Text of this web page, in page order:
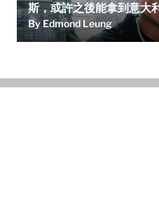
斯，或許之後能拿到意大
By Edmond Leung